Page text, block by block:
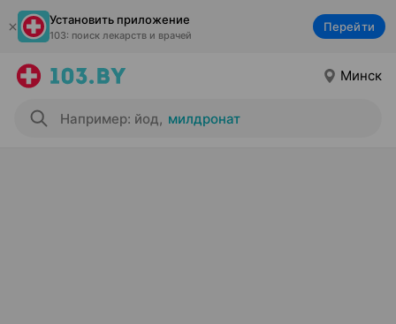
Установить приложение
103: поиск лекарств и врачей
Перейти
Минск
Например: йод, милдронат